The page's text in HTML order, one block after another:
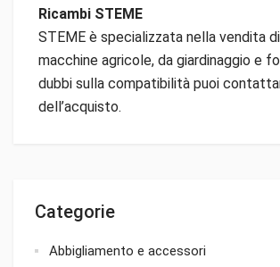
Categorie
Abbigliamento e accessori
Ricambi STEME
STEME è specializzata nella vendita
macchine agricole, da giardinaggio e
dubbi sulla compatibilità puoi
dell’acquisto.